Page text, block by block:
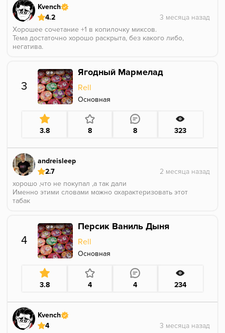
Kvench
4.2
Хорошее сочетание +1 в копилочку миксов.
Тема достаточно хорошо раскрыта, без какого либо,
негатива.
В общем и целом, всё прекрасно.
3
Ягодный Мармелад
Rell
Основная
3.8 8 8 323
andreisleep
2.7
хорошо ,что не покупал ,а так дали
Именно этими словами можно охарактеризовать этот
табак
такого го8на я давно не курил
Была надежда на бренд , все же жидкости у релла
очень хорошие , но им явно надо ,что-то делать с
4
Персик Ваниль Дыня
Rell
Основная
3.8 4 4 234
Kvench
4